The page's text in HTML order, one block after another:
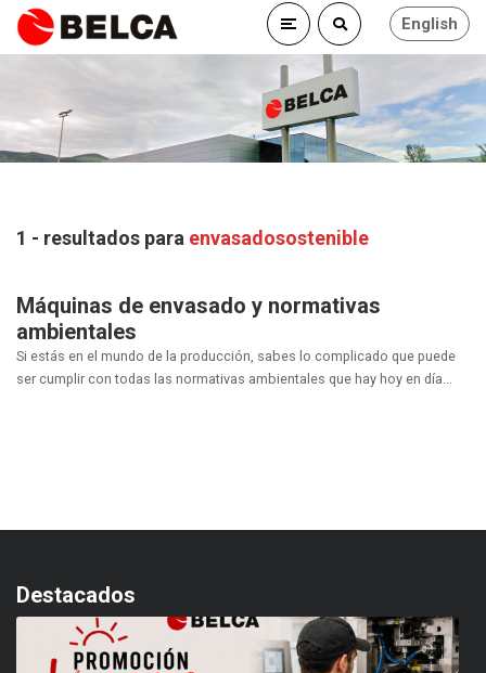
English
1 - resultados para envasadosostenible
Máquinas de envasado y normativas
ambientales
Si estás en el mundo de la producción, sabes lo complicado que puede
ser cumplir con todas las normativas ambientales que hay hoy en día...
Destacados